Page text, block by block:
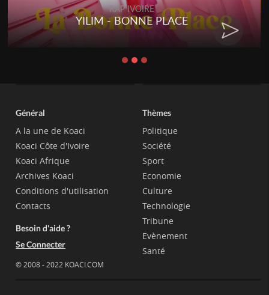
RAP IVOIRE
YILIM - BONNE PLACE
Général
A la une de Koaci
Koaci Côte d'Ivoire
Koaci Afrique
Archives Koaci
Conditions d'utilisation
Contacts
Besoin d'aide ?
Se Connecter
© 2008 - 2022 KOACI.COM
Thèmes
Politique
Société
Sport
Economie
Culture
Technologie
Tribune
Evènement
Santé